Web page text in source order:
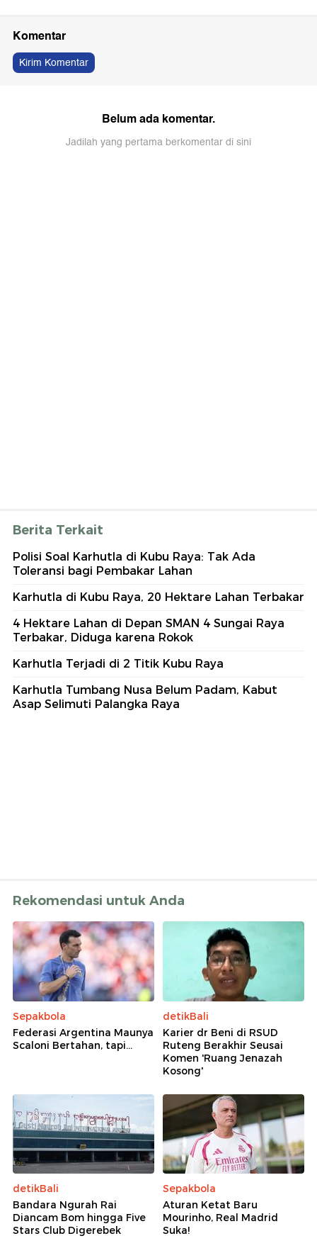
Komentar
Kirim Komentar
Belum ada komentar.
Jadilah yang pertama berkomentar di sini
Berita Terkait
Polisi Soal Karhutla di Kubu Raya: Tak Ada
Toleransi bagi Pembakar Lahan
Karhutla di Kubu Raya, 20 Hektare Lahan Terbakar
4 Hektare Lahan di Depan SMAN 4 Sungai Raya
Terbakar, Diduga karena Rokok
Karhutla Terjadi di 2 Titik Kubu Raya
Karhutla Tumbang Nusa Belum Padam, Kabut
Asap Selimuti Palangka Raya
Rekomendasi untuk Anda
Sepakbola
Federasi Argentina Maunya
Scaloni Bertahan, tapi...
detikBali
Karier dr Beni di RSUD
Ruteng Berakhir Seusai
Komen 'Ruang Jenazah
Kosong'
detikBali
Bandara Ngurah Rai
Diancam Bom hingga Five
Stars Club Digerebek
Sepakbola
Aturan Ketat Baru
Mourinho, Real Madrid
Suka!